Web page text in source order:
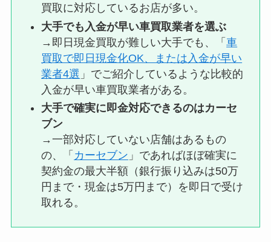
買取に対応しているお店が多い。
大手でも入金が早い車買取業者を選ぶ
→即日現金買取が難しい大手でも、「車
買取で即日現金化OK、または入金が早い
業者4選 」でご紹介しているような比較的
入金が早い車買取業者がある。
大手で確実に即金対応できるのはカーセ
ブン
→一部対応していない店舗はあるもの
の、「 カーセブン 」であればほぼ確実に
契約金の最大半額（銀行振り込みは50万
円まで・現金は5万円まで）を即日で受け
取れる。